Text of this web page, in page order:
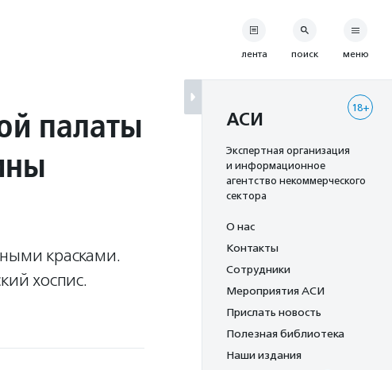
палаты
красками.
хоспис.
лента поиск меню
18+
АСИ
Экспертная организация
и информационное
агентство некоммерческого
сектора
О нас
Контакты
Сотрудники
Мероприятия АСИ
Прислать новость
Полезная библиотека
Наши издания